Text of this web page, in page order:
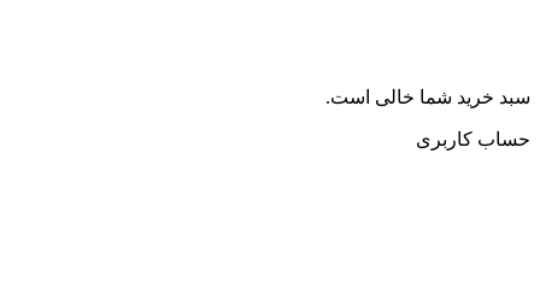
سبد خرید شما خالی است.
حساب کاربری